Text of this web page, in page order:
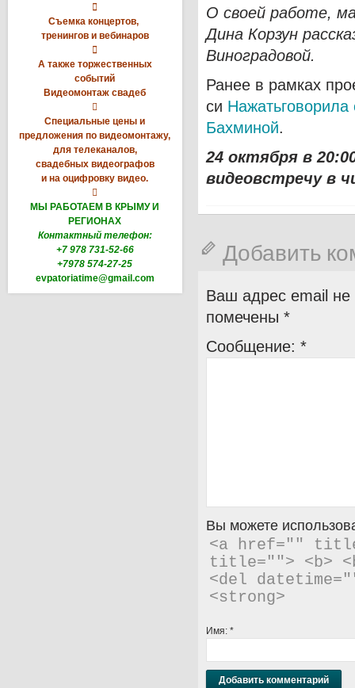

Съемка концертов,
тренингов и вебинаров

А также торжественных
событий
Видеомонтаж свадеб

Специальные цены и
предложения по видеомонтажу,
для телеканалов,
свадебных видеографов
и на оцифровку видео.

МЫ РАБОТАЕМ В КРЫМУ И
РЕГИОНАХ
Контактный телефон:
+7 978 731-52-66
+7978 574-27-25
evpatoriatime@gmail.com
О своей работе,
Дина Корзун
Виноградовой.
Ранее в рамках
си
Бахминой.
24 октября в
видеовстречу в
Добавить
Ваш адрес email не
помечены *
Сообщение: *
Вы можете
<a href=""
title=""> <b>
<del
<strong>
Имя: *